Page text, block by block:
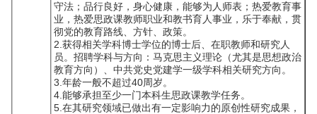
守法；品行良好，身心健康，能够为人师表；热爱教育事
业，热爱思政课教师职业和教书育人事业，乐于奉献，贯
彻党的教育路线、方针、政策。
2.获得相关学科博士学位的博士后、在职教师和研究人
员。招聘学科与方向：马克思主义理论（尤其是思想政治
教育方向）、中共党史党建学一级学科相关研究方向。
3.年龄一般不超过40周岁。
4.能够承担至少一门本科生思政课教学任务。
5.在其研究领域已做出有一定影响力的原创性研究成果，